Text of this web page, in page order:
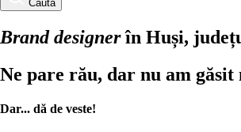
Caută
Brand designerîn Huși,
Ne pare rău, dar nu am
Dar... dă de veste!